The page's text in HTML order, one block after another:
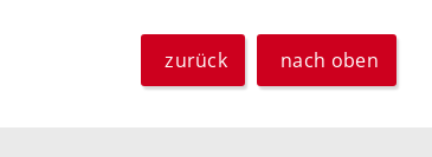
zurück nach oben